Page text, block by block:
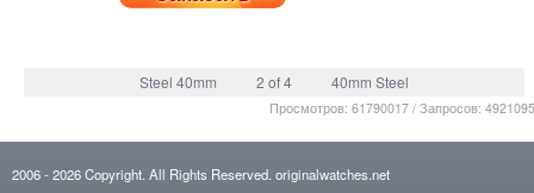
Steel 40mm 2 of 4 40mm Steel
Просмотров: 61790017 / Запросов:
2006- 2026Copyright. All Rights Reserved. originalwatches.net